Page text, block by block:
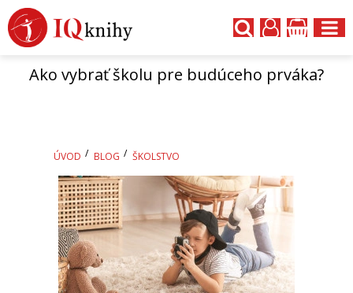
Ako vybrať školu pre budúceho prváka?
ÚVOD BLOG ŠKOLSTVO